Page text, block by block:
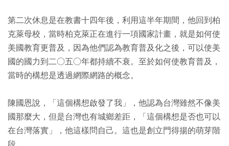
第二次休息是在教書十四年後，利用這半年期間，他回到柏
克萊母校，當時柏克萊正在進行一項國家計畫，就是如何使
美國教育更普及，因為他們認為教育普及化之後，可以使美
國的國力到二○五○年都持續不衰。至於如何使教育普及，
當時的構想是透過網際網路的概念。
陳國恩說，「這個構想啟發了我」，他認為台灣雖然不像美
國那麼大，但是台灣也有城鄉差距，「這個構想是否也可以
在台灣落實」，他這樣問自己。這也是創立門得揚的萌芽階